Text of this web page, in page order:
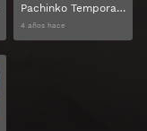
Pachinko Temporada 1 Capitulo 6
4 años hace